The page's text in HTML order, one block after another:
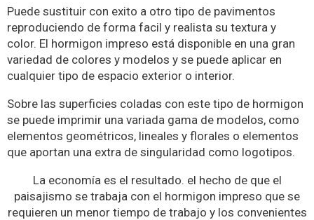
Puede sustituir con exito a otro tipo de pavimentos
reproduciendo de forma facil y realista su textura y
color. El hormigon impreso está disponible en una gran
variedad de colores y modelos y se puede aplicar en
cualquier tipo de espacio exterior o interior.
Sobre las superficies coladas con este tipo de hormigon
se puede imprimir una variada gama de modelos, como
elementos geométricos, lineales y florales o elementos
que aportan una extra de singularidad como logotipos.
La economía es el resultado. el hecho de que el
paisajismo se trabaja con el hormigon impreso que se
requieren un menor tiempo de trabajo y los convenientes